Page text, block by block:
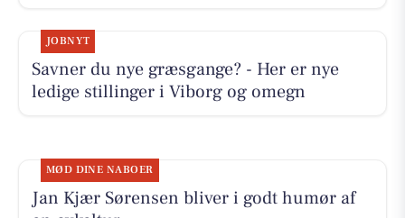
JOBNYT
Savner du nye græsgange? - Her er nye
ledige stillinger i Viborg og omegn
MØD DINE NABOER
Jan Kjær Sørensen bliver i godt humør af